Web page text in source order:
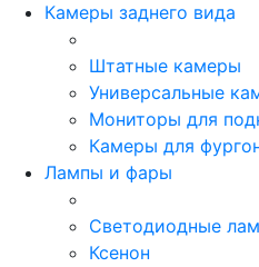
Камеры заднего вида
Штатные камеры
Универсальные
Мониторы для
Камеры для
Лампы и фары
Светодиодные
Ксенон